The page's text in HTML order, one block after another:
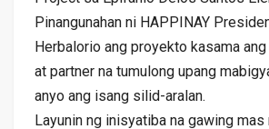
Pinangunahan ni HAPPINAY
Herbalorio ang proyekto kasama
at partner na tumulong upang
anyo ang isang silid-aralan.
Layunin ng inisyatiba na gawing mas